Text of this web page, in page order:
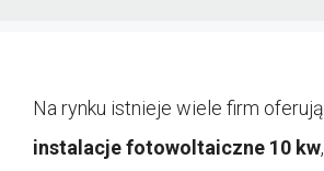
Na rynku istnieje wiele firm
instalacje fotowoltaiczne 10 kw